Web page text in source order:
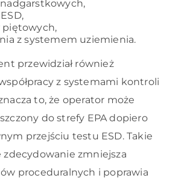
piętowych,
z systemem uziemienia.
przewidział również
z systemami kontroli
to, że operator może
do strefy EPA dopiero
przejściu testu ESD. Takie
zdecydowanie zmniejsza
proceduralnych i poprawia